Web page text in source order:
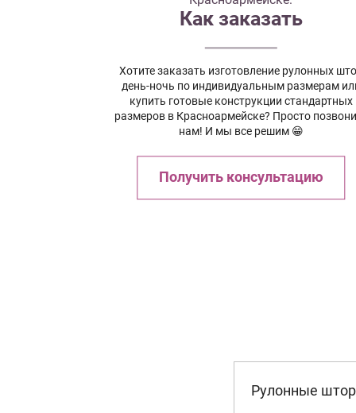
Как заказать
Хотите заказать изготовление рулонных
день-ночь по индивидуальным размерам
купить готовые конструкции стандартных
размеров в Красноармейске? Просто
нам! И мы все решим 😁
Получить консультацию
Рулонные